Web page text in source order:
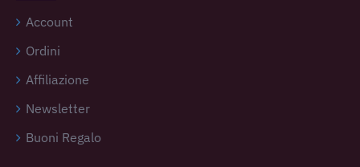
Account
Ordini
Affiliazione
Newsletter
Buoni Regalo